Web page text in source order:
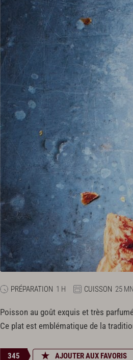
PRÉPARATION 1 H CUISSON 25 MN
Poisson au goût exquis et très
Ce plat est emblématique de la
345 AJOUTER AUX FAVORIS